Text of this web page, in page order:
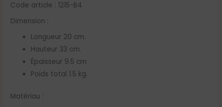
Code article : 1215-B4
Dimension :
Longueur 20 cm.
Hauteur 33 cm.
Épaisseur 9.5 cm
Poids total 1.5 kg.
Matériau :